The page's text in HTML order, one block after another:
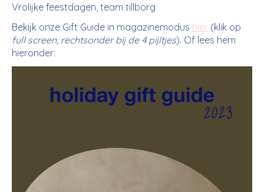
Vrolijke feestdagen, team tillborg
Bekijk onze Gift Guide in magazinemodus hier (klik op
full screen, rechtsonder bij de 4 pijltjes). Of lees hem
hieronder: